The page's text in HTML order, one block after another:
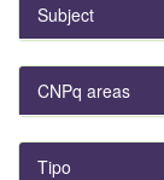
Subject
CNPq areas
Tipo